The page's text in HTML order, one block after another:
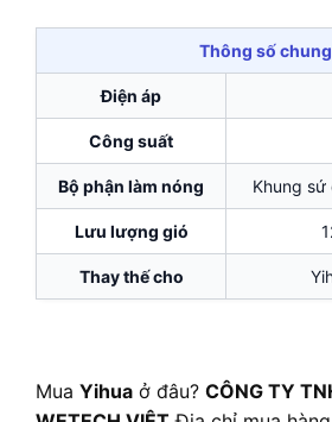
Thông số chung
Điện áp
Công suất
Bộ phận làm nóng Khung sứ
Lưu lượng gió
Thay thế cho
Mua Yihua ở đâu? CÔNG TY